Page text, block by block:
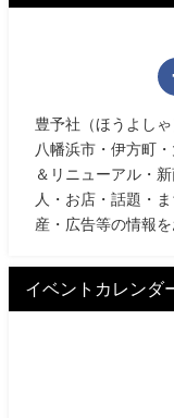
豊予社（ほうよし
八幡浜市・伊方町
＆リニューアル・
人・お店・話題・
産・広告等の情報
イベントカレンダ